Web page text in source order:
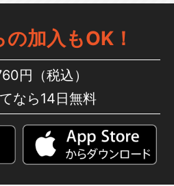
加入もOK！
円（税込）
なら14日無料